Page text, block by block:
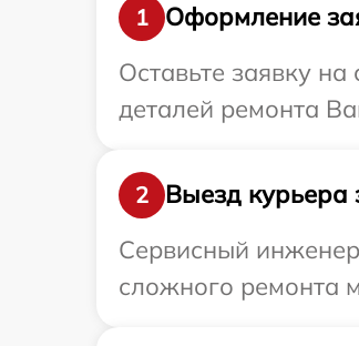
1
Оформление
Оставьте заявку
деталей ремонта
2
Выезд курьера
Сервисный
сложного ремонта